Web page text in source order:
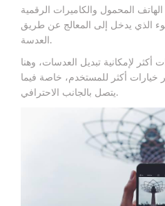
الهاتف المحمول والكاميرات الرقمية
الذي يدخل إلى المعالج عن طريق
العدسة.
أكثر لإمكانية تبديل العدسات، وهنا
خيارات أكثر للمستخدم، خاصة فيما
يتصل بالجانب الاحترافي.